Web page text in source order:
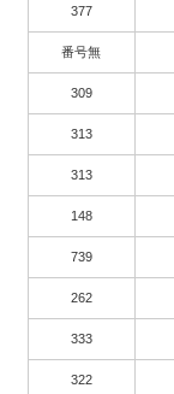
377
番号無
309
313
313
148
739
262
333
322